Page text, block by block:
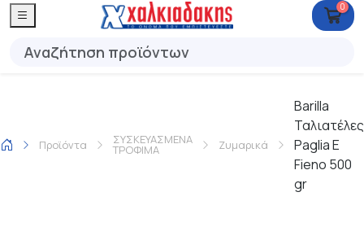
0
Προϊόντα ΣΥΣΚΕΥΑΣΜΕΝΑ
ΤΡΟΦΙΜΑ Ζυμαρικά
Barilla
Ταλιατέλες
Paglia E
Fieno 500
gr